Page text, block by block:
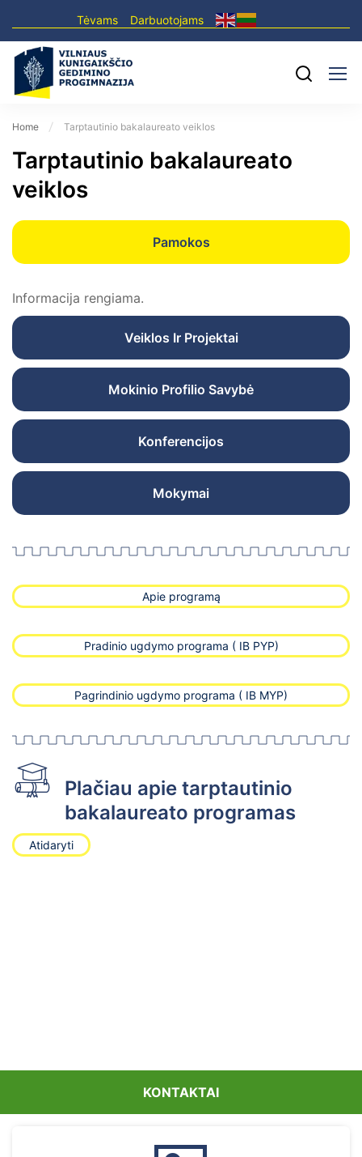
Tėvams Darbuotojams
Home Tarptautinio bakalaureato veiklos
Tarptautinio bakalaureato
veiklos
Pamokos
Veiklos Ir Projektai
Mokinio Profilio Savybė
Konferencijos
Mokymai
Informacija rengiama.
Apie programą
Pradinio ugdymo programa ( IB PYP)
Pagrindinio ugdymo programa ( IB MYP)
Plačiau apie tarptautinio
bakalaureato programas
Atidaryti
KONTAKTAI